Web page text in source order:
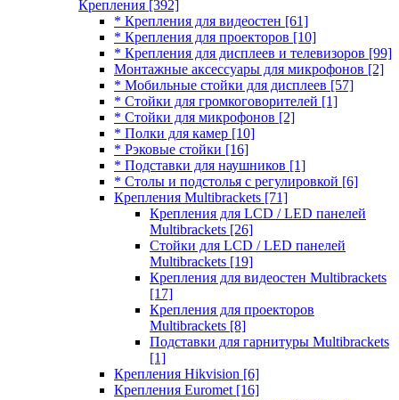
Крепления [392]
* Крепления для видеостен [61]
* Крепления для проекторов [10]
* Крепления для дисплеев и телевизоров [99]
Монтажные аксессуары для микрофонов [2]
* Мобильные стойки для дисплеев [57]
* Стойки для громкоговорителей [1]
* Стойки для микрофонов [2]
* Полки для камер [10]
* Рэковые стойки [16]
* Подставки для наушников [1]
* Столы и подстолья с регулировкой [6]
Крепления Multibrackets [71]
Крепления для LCD / LED панелей
Multibrackets [26]
Стойки для LCD / LED панелей
Multibrackets [19]
Крепления для видеостен Multibrackets
[17]
Крепления для проекторов
Multibrackets [8]
Подставки для гарнитуры Multibrackets
[1]
Крепления Hikvision [6]
Крепления Euromet [16]